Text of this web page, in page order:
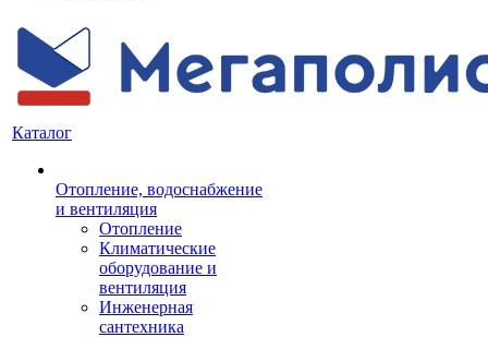
Каталог
Отопление, водоснабжение
и вентиляция
Отопление
Климатические
оборудование и
вентиляция
Инженерная
сантехника